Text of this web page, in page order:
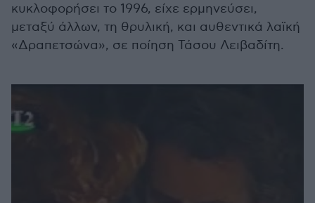
κυκλοφορήσει το 1996, είχε ερμηνεύσει,
μεταξύ άλλων, τη θρυλική, και αυθεντικά λαϊκή
«Δραπετσώνα», σε ποίηση Τάσου Λειβαδίτη.